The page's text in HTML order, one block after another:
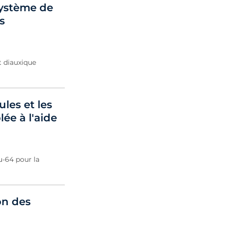
de
diauxique
et les
à l'aide
64 pour la
des